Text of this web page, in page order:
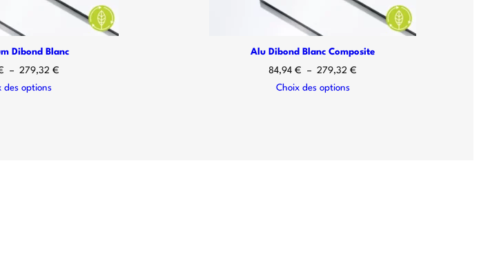
Dibond Blanc
– 279,32 €
des options
Alu Dibond Blanc Composite
84,94€ – 279,32€
Choix des options